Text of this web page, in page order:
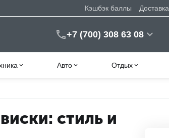
Кэшбэк баллы Доставка
+7 (700) 308 63 08
Авто Отдых
стиль и